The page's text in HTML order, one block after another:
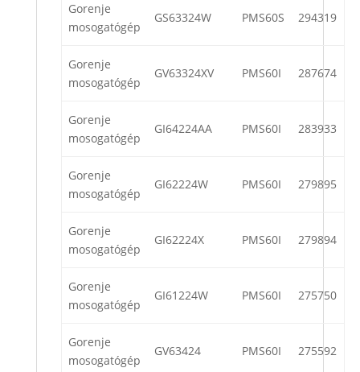
Gorenje
mosogatógép
GS63324W PMS60S 294319
Gorenje
mosogatógép
GV63324XV PMS60I 287674
Gorenje
mosogatógép
GI64224AA PMS60I 283933
Gorenje
mosogatógép
GI62224W PMS60I 279895
Gorenje
mosogatógép
GI62224X PMS60I 279894
Gorenje
mosogatógép
GI61224W PMS60I 275750
Gorenje
mosogatógép
GV63424 PMS60I 275592